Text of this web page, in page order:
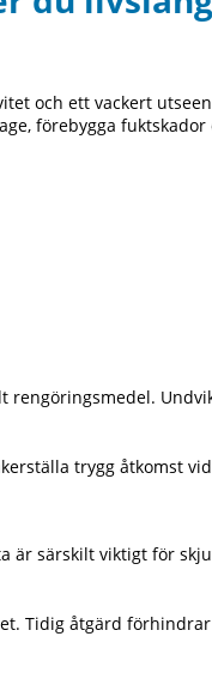
och ett vackert
förebygga
trygg åtkomst
är särskilt viktigt för
Tidig åtgärd